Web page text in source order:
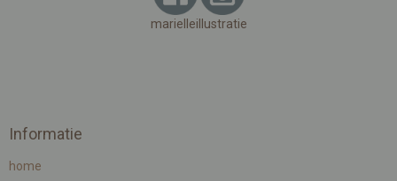
marielleillustratie
Informatie
home